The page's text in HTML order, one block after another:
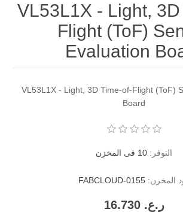
VL53L1X - Light,
Flight (ToF)
Evaluation
VL53L1X - Light, 3D Time-of-Flight (ToF)
Board
التوفر: 10 فى المخزن
المخزن: FABCLOUD-0155
ر.ع.‏‏ 16.730